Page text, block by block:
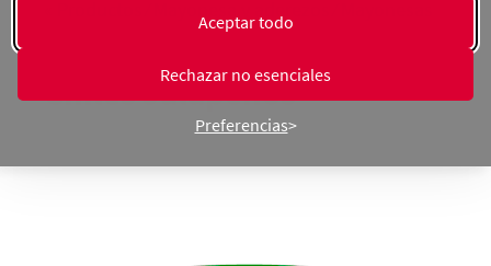
Aceptar todo
Rechazar no esenciales
Preferencias
Chiles Jalapeños